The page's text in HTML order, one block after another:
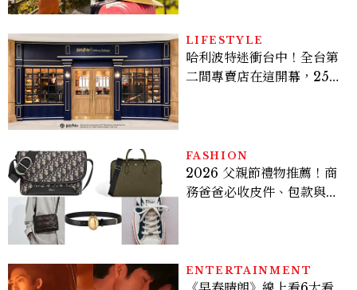
LIFESTYLE
哈利波特迷衝台中！全台第
二間專賣店在這開幕，25週
FASHION
2026 父親節禮物推薦！商
務爸爸必收皮件、包款與鞋
ENTERTAINMENT